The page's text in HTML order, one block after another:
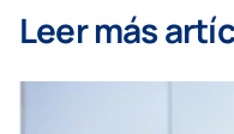
Leer más